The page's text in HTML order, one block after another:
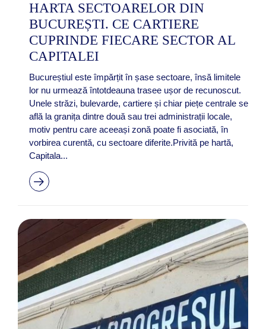
HARTA SECTOARELOR DIN
BUCUREȘTI. CE CARTIERE
CUPRINDE FIECARE SECTOR AL
CAPITALEI
Bucureștiul este împărțit în șase sectoare, însă limitele
lor nu urmează întotdeauna trasee ușor de recunoscut.
Unele străzi, bulevarde, cartiere și chiar piețe centrale se
află la granița dintre două sau trei administrații locale,
motiv pentru care aceeași zonă poate fi asociată, în
vorbirea curentă, cu sectoare diferite.Privită pe hartă,
Capitala...